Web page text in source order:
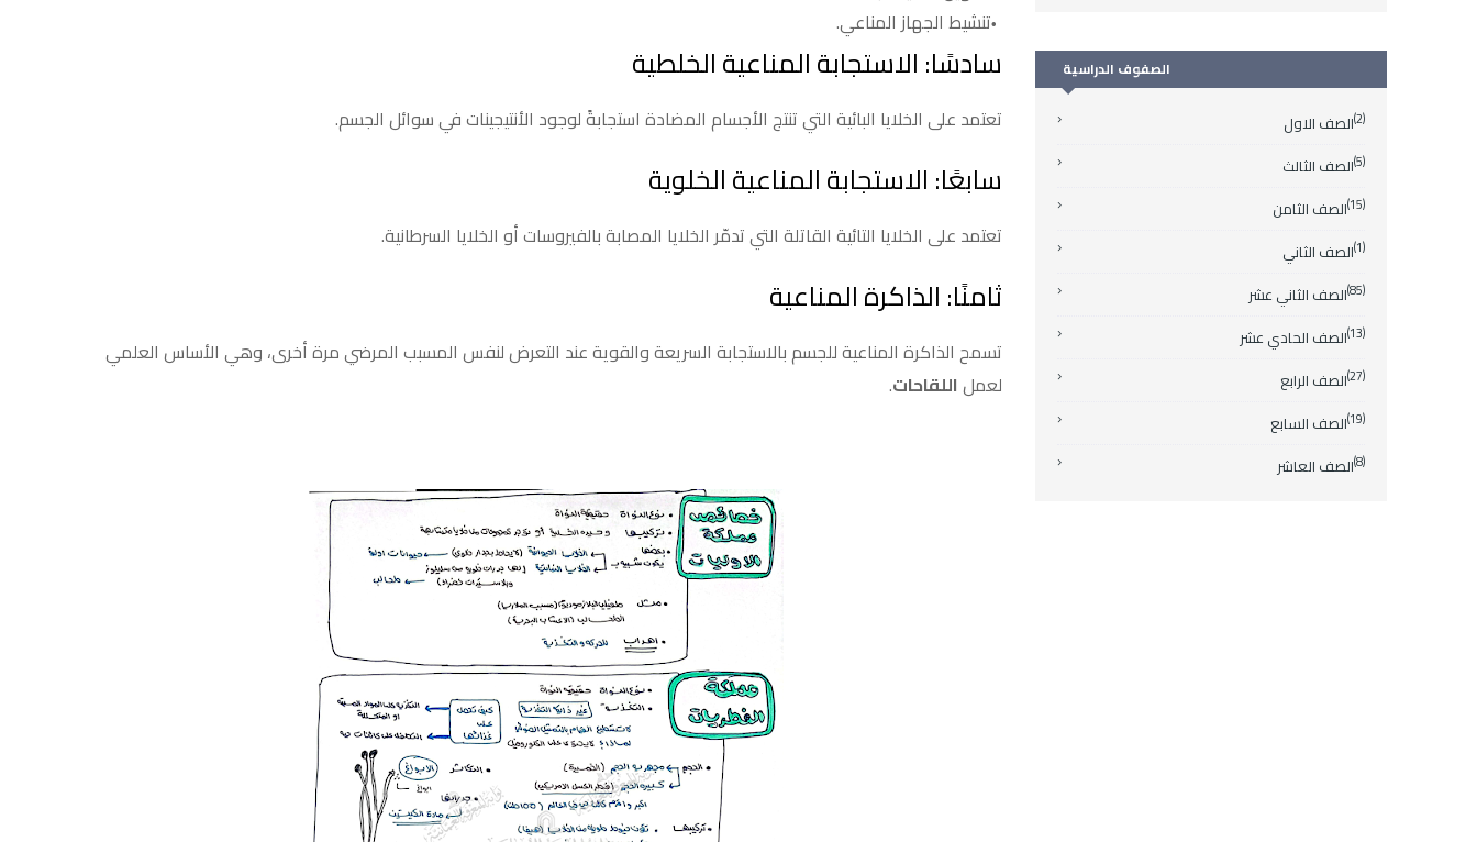
تنشيط الجهاز المناعي.
سادسًا: الاستجابة المناعية الخلطية
تعتمد على الخلايا البائية التي تنتج الأجسام المضادة استجابةً لوجود الأنتيجينات في سوائل الجسم.
سابعًا: الاستجابة المناعية الخلوية
تعتمد على الخلايا التائية القاتلة التي تدمّر الخلايا المصابة بالفيروسات أو الخلايا السرطانية.
ثامنًا: الذاكرة المناعية
تسمح الذاكرة المناعية للجسم بالاستجابة السريعة والقوية عند التعرض لنفس المسبب المرضي مرة أخرى، وهي الأساس العلمي
لعمل اللقاحات.
الصفوف الدراسية
الصف الاول (2)
الصف الثالث (5)
الصف الثامن (15)
الصف الثاني (1)
الصف الثاني عشر (85)
الصف الحادي عشر (13)
الصف الرابع (27)
الصف السابع (19)
الصف العاشر (8)